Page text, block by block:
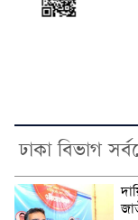
ঢাকা বিভাগ